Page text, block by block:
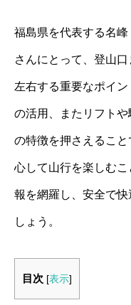
福島県を代表する名
さんにとって、登山
左右する重要なポイ
の活用、またリフト
の特徴を押さえるこ
心して山行を楽しむ
報を網羅し、安全で
しょう。
目次 [表示]